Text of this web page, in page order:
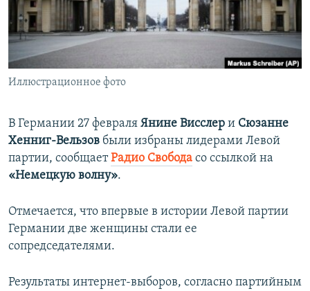
ПОБЕДИТЕЛЕЙ НЕ СУДЯТ?
КРЫМ.НЕПОКОРЕННЫЙ
УКРАИНСКАЯ ПРОБЛЕМА КРЫМА
ПРИСОЕДИНЯЙТЕСЬ!
Иллюстрационное фото
В Германии 27 февраля Янине Висслер и Сюзанне
Хенниг-Вельзов были избраны лидерами Левой
партии, сообщаетРадио Свобода со ссылкой на
«Немецкую волну».
Отмечается, что впервые в истории Левой партии
Германии две женщины стали ее
сопредседателями.
Результаты интернет-выборов, согласно партийным